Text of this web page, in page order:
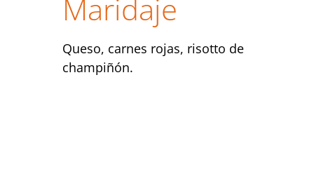
Maridaje
Queso, carnes rojas, risotto de
champiñón.